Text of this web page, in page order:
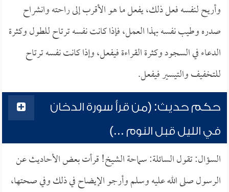
وأريح لنفسه فعل ذلك، يفعل ما هو الأقرب إلى راحته وانشراح
صدره وطيب نفسه بهذا العمل، فإذا كانت نفسه ترتاح للطول وكثرة
الدعاء في السجود وكثرة القراءة فيفعل، وإذا كانت نفسه ترتاح
للتخفيف والتيسير فيفعل.
حكم حديث: (من قرأ سورة الدخان
في الليل قبل النوم ...)
السؤال: تقول السائلة: سماحة الشيخ! قرأت بعض الأحاديث عن
الرسول صلى الله عليه وسلم وأرجو الإيضاح في ذلك وفي صحتها،